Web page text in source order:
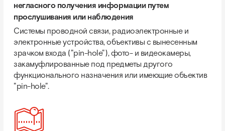
негласного получения информации путем
прослушивания или наблюдения
Системы проводной связи, радиоэлектронные и
электронные устройства, объективы с вынесенным
зрачком входа ("pin-hole"), фото- и видеокамеры,
закамуфлированные под предметы другого
функционального назначения или имеющие объектив
"pin-hole".